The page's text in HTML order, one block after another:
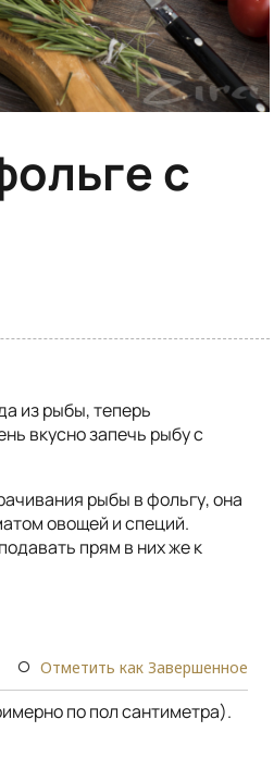
с
из рыбы, теперь
вкусно запечь рыбу с
рыбы в фольгу, она
овощей и специй.
прям в них же к
Отметить как Завершенное
по пол сантиметра).